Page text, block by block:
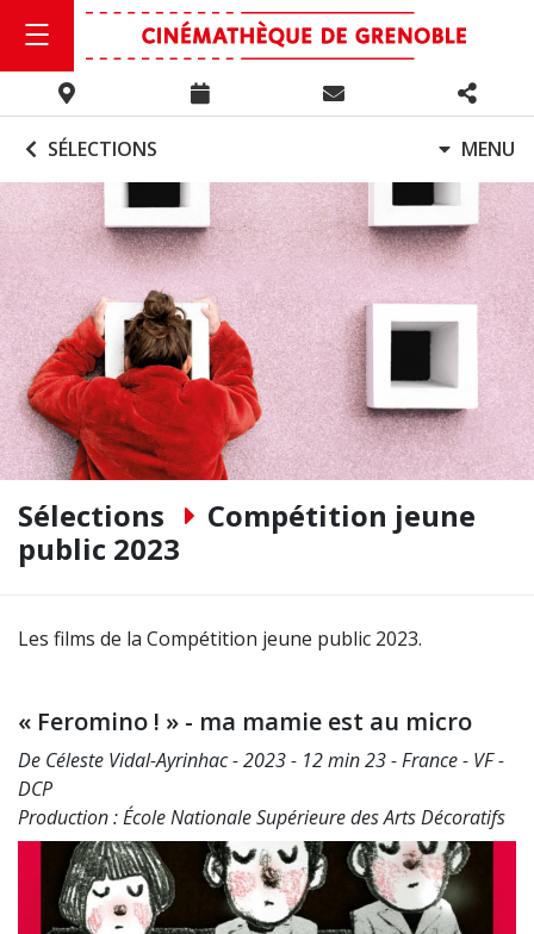
SÉLECTIONS MENU
Sélections
Compétition jeune
public 2023
Les films de la Compétition jeune public 2023.
« Feromino ! » - ma mamie est au micro
De Céleste Vidal-Ayrinhac - 2023 - 12 min 23 - France - VF -
DCP
Production : École Nationale Supérieure des Arts Décoratifs